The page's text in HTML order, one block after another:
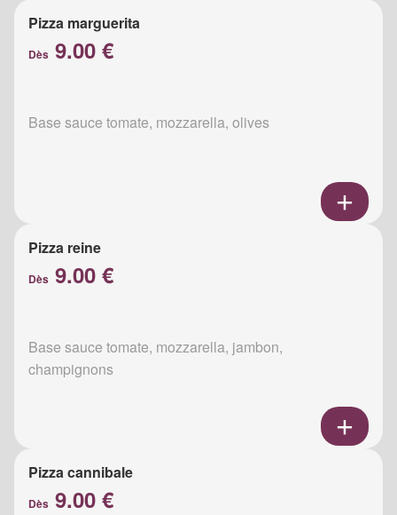
Pizza marguerita
Dès 9.00 €
Base sauce tomate, mozzarella, olives
Pizza reine
Dès 9.00 €
Base sauce tomate, mozzarella, jambon,
champignons
Pizza cannibale
Dès 9.00 €